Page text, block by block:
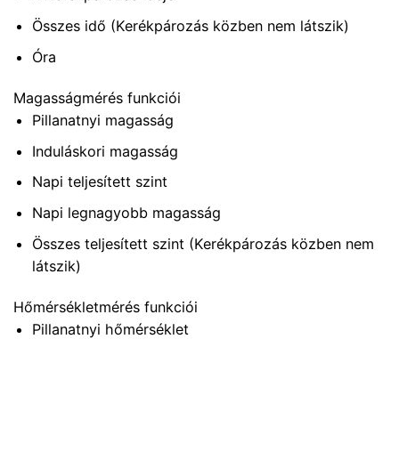
Összes idő (Kerékpározás közben nem látszik)
Óra
Magasságmérés funkciói
Pillanatnyi magasság
Induláskori magasság
Napi teljesített szint
Napi legnagyobb magasság
Összes teljesített szint (Kerékpározás közben nem
látszik)
Hőmérsékletmérés funkciói
Pillanatnyi hőmérséklet